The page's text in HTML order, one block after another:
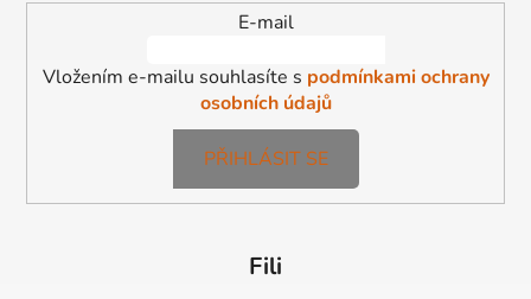
E-mail
Vložením e-mailu souhlasíte s podmínkami ochrany
osobních údajů
PŘIHLÁSIT SE
Fili